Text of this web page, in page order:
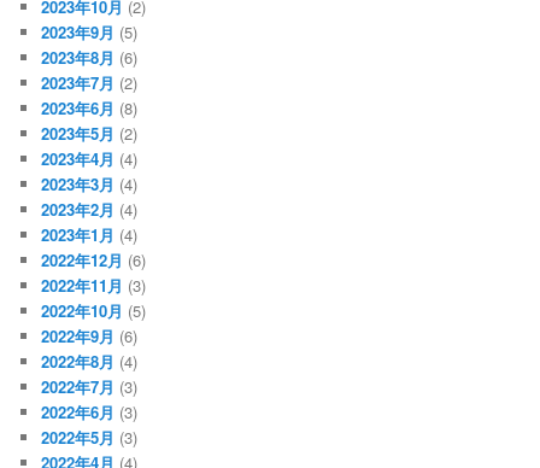
2023年10月 (2)
2023年9月 (5)
2023年8月 (6)
2023年7月 (2)
2023年6月 (8)
2023年5月 (2)
2023年4月 (4)
2023年3月 (4)
2023年2月 (4)
2023年1月 (4)
2022年12月 (6)
2022年11月 (3)
2022年10月 (5)
2022年9月 (6)
2022年8月 (4)
2022年7月 (3)
2022年6月 (3)
2022年5月 (3)
2022年4月 (4)